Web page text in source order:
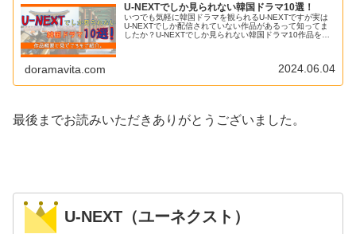
U-NEXTでしか見られない韓国ドラマ10選！
いつでも気軽に韓国ドラマを観られるU-NEXTですが実は
U-NEXTでしか配信されていない作品があるって知ってま
したか？U-NEXTでしか見られない韓国ドラマ10作品を紹
doramavita.com 2024.06.04
最後までお読みいただきありがとうございました。
U-NEXT（ユーネクスト）